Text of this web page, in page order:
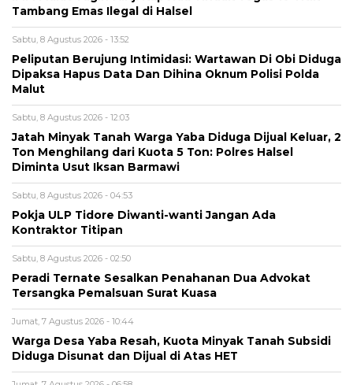
Tambang Emas Ilegal di Halsel
Sabtu, 8 Agustus 2026 - 13:52
Peliputan Berujung Intimidasi: Wartawan Di Obi Diduga
Dipaksa Hapus Data Dan Dihina Oknum Polisi Polda
Malut
Sabtu, 8 Agustus 2026 - 12:03
Jatah Minyak Tanah Warga Yaba Diduga Dijual Keluar, 2
Ton Menghilang dari Kuota 5 Ton: Polres Halsel
Diminta Usut Iksan Barmawi
Sabtu, 8 Agustus 2026 - 04:53
Pokja ULP Tidore Diwanti-wanti Jangan Ada
Kontraktor Titipan
Sabtu, 8 Agustus 2026 - 02:50
Peradi Ternate Sesalkan Penahanan Dua Advokat
Tersangka Pemalsuan Surat Kuasa
Jumat, 7 Agustus 2026 - 10:44
Warga Desa Yaba Resah, Kuota Minyak Tanah Subsidi
Diduga Disunat dan Dijual di Atas HET